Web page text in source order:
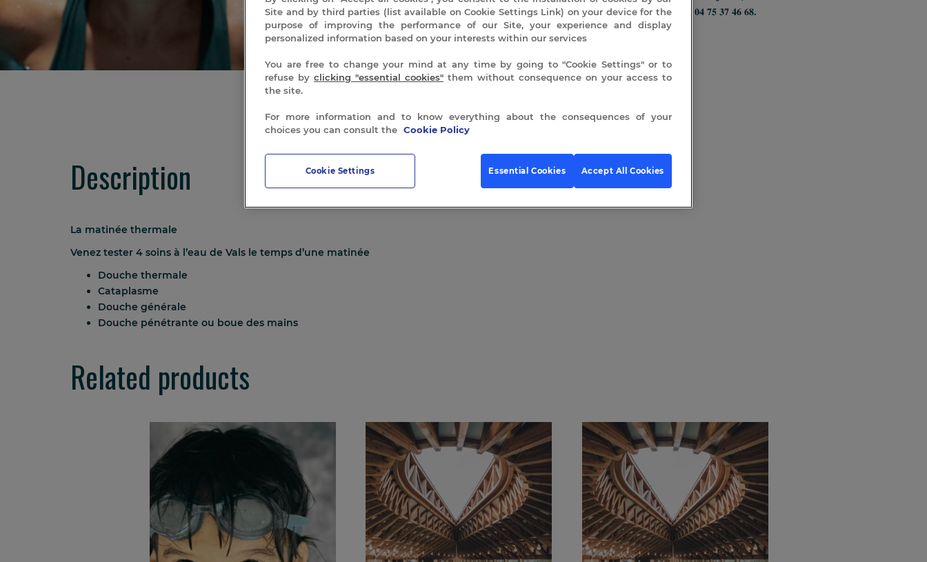
Pour réserver, notre service de réservation se tient à votre écoute au 𝟎𝟒 𝟕𝟓 𝟑𝟕 𝟒𝟔 𝟔𝟖.
𝐶𝑒𝑡𝑡𝑒 𝑚𝑎𝑡𝑖𝑛𝑒́𝑒 𝑛𝑒 𝑛𝑒́𝑐𝑒𝑠𝑠𝑖𝑡𝑒 𝑝𝑎𝑠 𝑑𝑒 𝑝𝑟𝑒𝑠𝑐𝑟𝑖𝑝𝑡𝑖𝑜𝑛 𝑚𝑒́𝑑𝑖𝑐𝑎𝑙𝑒. O𝑢𝑣𝑒𝑟𝑡𝑒 𝑎̀ 𝑡𝑜𝑢𝑠
matinée
ADD TO CART
Description
La matinée thermale
Venez tester 4 soins à l’eau de Vals le temps d’une matinée
Douche thermale
Cataplasme
Douche générale
Douche pénétrante ou boue des mains
Related products
Site and by third parties (list available on Cookie Settings Link) on your device for the
purpose of improving the performance of our Site, your experience and display
personalized information based on your interests within our services
You are free to change your mind at any time by going to "Cookie Settings" or to
refuse by clicking "essential cookies" them without consequence on your access to
the site.
For more information and to know everything about the consequences of your
choices you can consult the Cookie Policy
Cookie Settings Essential Cookies Accept All Cookies